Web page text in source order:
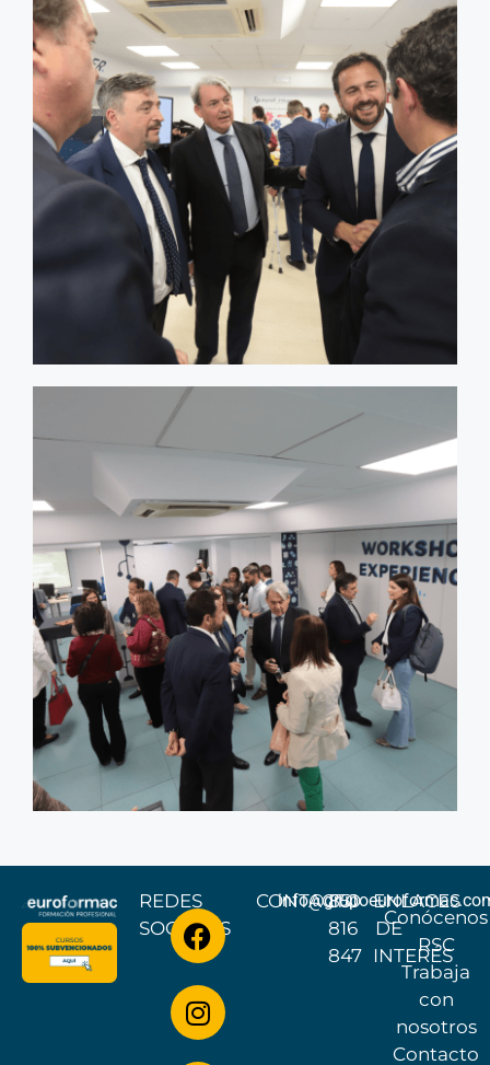
REDES
SOCIALES
CONTACTO
851
816
847
ENLACES
DE
INTERÉS
Conócenos
RSC
Trabaja
con
nosotros
Contacto